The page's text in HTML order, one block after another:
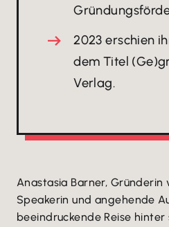
2023 erschien
dem Titel
Verlag.
Anastasia Barner, Gründerin
Speakerin und angehende
beeindruckende Reise hinter